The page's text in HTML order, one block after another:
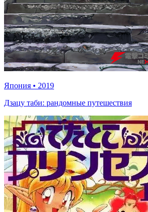
Япония • 2019
Дзацу таби: рандомные путешествия